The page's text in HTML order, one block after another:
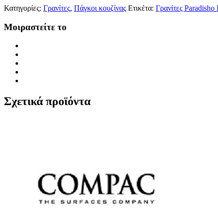
Κατηγορίες: Γρανίτες, Πάγκοι κουζίνας Ετικέτα: Γρανίτες Paradisho
Μοιραστείτε το
Σχετικά προϊόντα